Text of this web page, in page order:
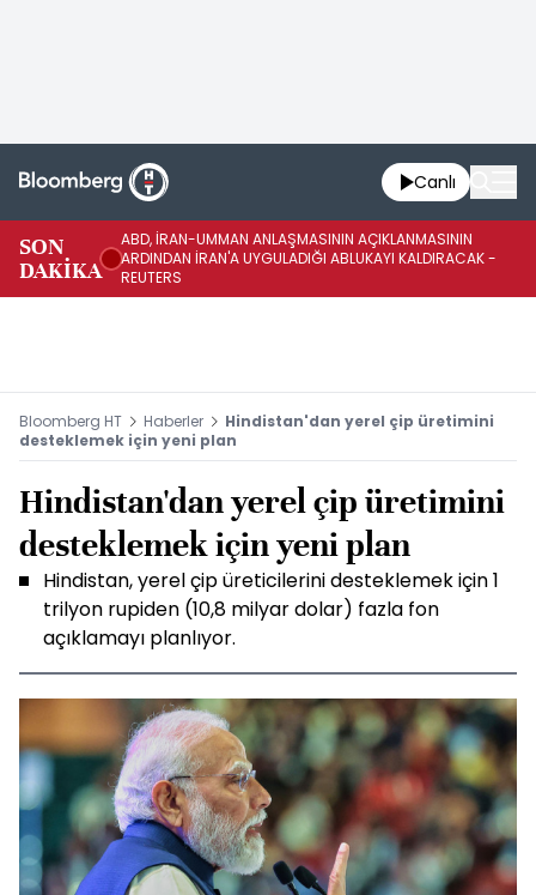
Canlı
SON
DAKİKA
ABD, İRAN-UMMAN ANLAŞMASININ AÇIKLANMASININ
ARDINDAN İRAN'A UYGULADIĞI ABLUKAYI KALDIRACAK -
REUTERS
Bloomberg HT Haberler
Hindistan'dan yerel çip üretimini
desteklemek için yeni plan
Hindistan'dan yerel çip üretimini
desteklemek için yeni plan
Hindistan, yerel çip üreticilerini desteklemek için 1
trilyon rupiden (10,8 milyar dolar) fazla fon
açıklamayı planlıyor.